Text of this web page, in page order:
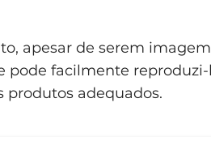
apesar de serem
pode facilmente
produtos adequados.